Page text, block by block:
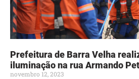
Prefeitura de Barra Velha
iluminação na rua Armando
novembro 12, 2023